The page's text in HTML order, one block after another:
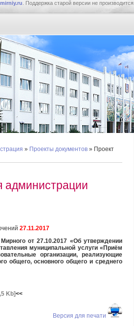
. Поддержка старой версии не производится.
» Проекты документов » Проект
администрации
27.11.2017
от 27.10.2017 «Об утверждении
муниципальной услуги «Приём
организации, реализующие
общего, основного общего и среднего
Kb]<<
Версия для печати